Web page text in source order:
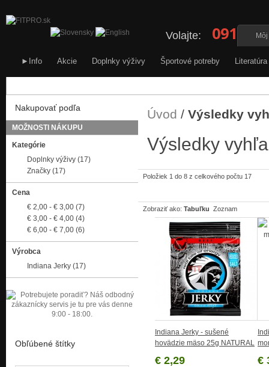
Volajte: 0911
►Info Akcie Doplnky výživy Športové potreby Literatúra
Úvod / Výsledky
Výsledky
Položiek 1 do 8 z celkového počtu 17
Zobraziť ako: Tabuľku Zoznam
Indiana Jerky - sušené
hovädzie mäso 25g NATURAL
€ 2,29 €
Nakupovať podľa
MOŽNOSTI NÁKUPU
Kategórie
Doplnky výživy (17)
Značky (17)
Cena
€ 2,00 - € 3,00 (7)
€ 3,00 - € 4,00 (4)
€ 6,00 - € 7,00 (6)
Výrobca
Indiana Jerky (17)
Obľúbené štítky